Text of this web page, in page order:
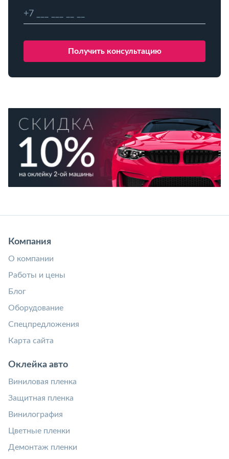
Компания
О компании
Работы и цены
Блог
Оборудование
Спецпредложения
Карта сайта
Оклейка авто
Виниловая пленка
Защитная пленка
Винилография
Цветные пленки
Демонтаж пленки